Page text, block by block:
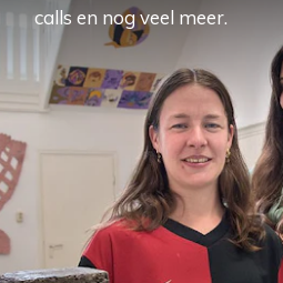
calls en nog veel meer.